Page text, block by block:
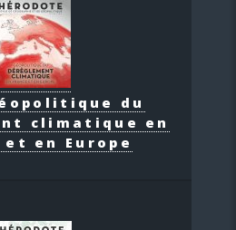
du
climatique en
et en Europe